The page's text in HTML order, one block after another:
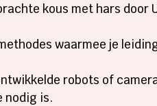
kous met hars
waarmee je
robots of
nodig is.